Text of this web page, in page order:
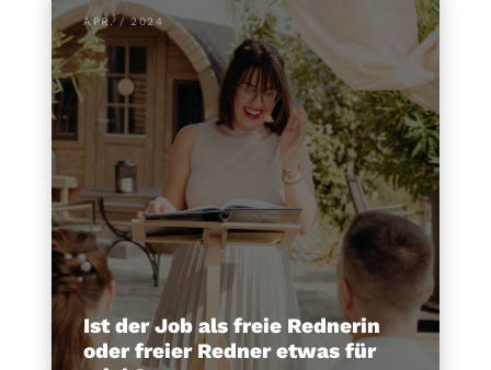
APR. / 2024
Ist der Job als freie Rednerin
oder freier Redner etwas für